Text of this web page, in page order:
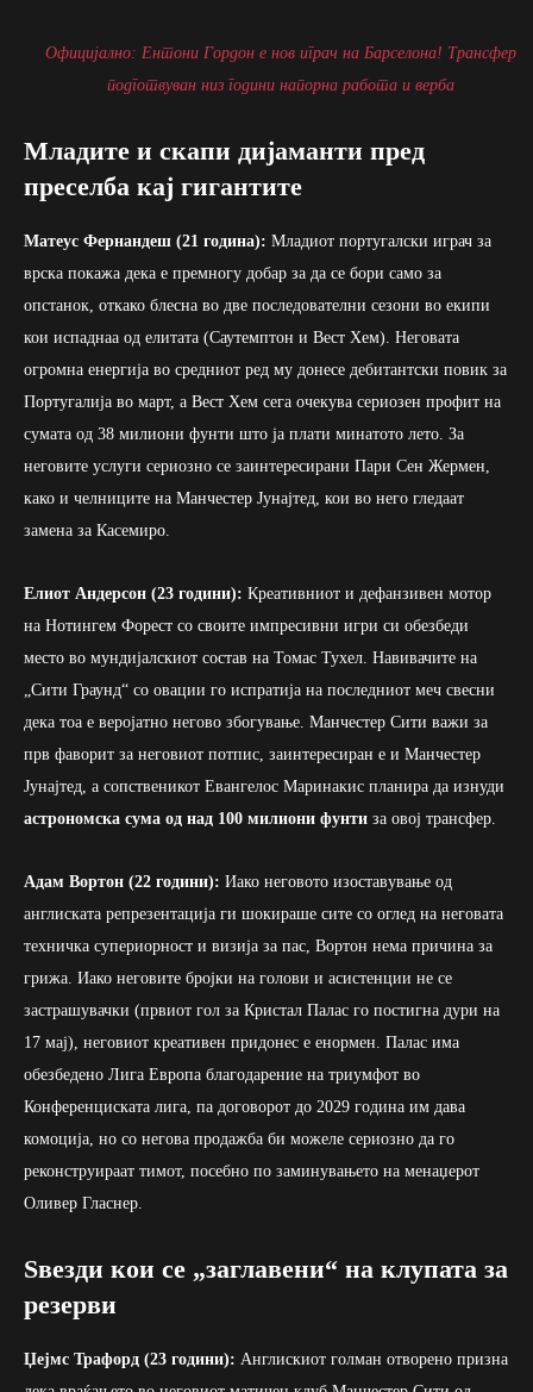
Официјално: Ентони Гордон е нов играч на Барселона! Трансфер
подготвуван низ години напорна работа и верба
Младите и скапи дијаманти пред
преселба кај гигантите
Матеус Фернандеш (21 година): Младиот португалски играч за
врска покажа дека е премногу добар за да се бори само за
опстанок, откако блесна во две последователни сезони во екипи
кои испаднаа од елитата (Саутемптон и Вест Хем). Неговата
огромна енергија во средниот ред му донесе дебитантски повик за
Португалија во март, а Вест Хем сега очекува сериозен профит на
сумата од 38 милиони фунти што ја плати минатото лето. За
неговите услуги сериозно се заинтересирани Пари Сен Жермен,
како и челниците на Манчестер Јунајтед, кои во него гледаат
замена за Касемиро.
Елиот Андерсон (23 години): Креативниот и дефанзивен мотор
на Нотингем Форест со своите импресивни игри си обезбеди
место во мундијалскиот состав на Томас Тухел. Навивачите на
„Сити Граунд“ со овации го испратија на последниот меч свесни
дека тоа е веројатно негово збогување. Манчестер Сити важи за
прв фаворит за неговиот потпис, заинтересиран е и Манчестер
Јунајтед, а сопственикот Евангелос Маринакис планира да изнуди
астрономска сума од над 100 милиони фунти за овој трансфер.
Адам Вортон (22 години): Иако неговото изоставување од
англиската репрезентација ги шокираше сите со оглед на неговата
техничка супериорност и визија за пас, Вортон нема причина за
грижа. Иако неговите бројки на голови и асистенции не се
застрашувачки (првиот гол за Кристал Палас го постигна дури на
17 мај), неговиот креативен придонес е енормен. Палас има
обезбедено Лига Европа благодарение на триумфот во
Конференциската лига, па договорот до 2029 година им дава
комоција, но со негова продажба би можеле сериозно да го
реконструираат тимот, посебно по заминувањето на менаџерот
Оливер Гласнер.
Ѕвезди кои се „заглавени“ на клупата за
резерви
Џејмс Трафорд (23 години): Англискиот голман отворено призна